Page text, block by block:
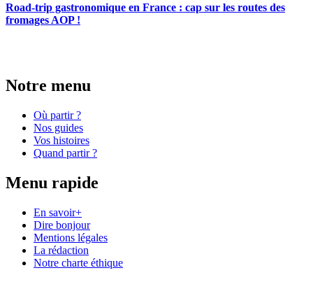
Road-trip gastronomique en France : cap sur les routes des
fromages AOP !
Notre menu
Où partir ?
Nos guides
Vos histoires
Quand partir ?
Menu rapide
En savoir+
Dire bonjour
Mentions légales
La rédaction
Notre charte éthique